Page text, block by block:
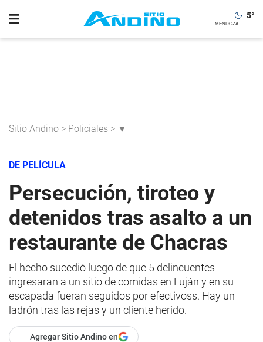
5°
Sitio Andino > Policiales > ▼
DE PELÍCULA
Persecución, tiroteo y
detenidos tras asalto a un
restaurante de Chacras
El hecho sucedió luego de que 5 delincuentes
ingresaran a un sitio de comidas en Luján y en su
escapada fueran seguidos por efectivoss. Hay un
ladrón tras las rejas y un cliente herido.
Agregar Sitio Andino en